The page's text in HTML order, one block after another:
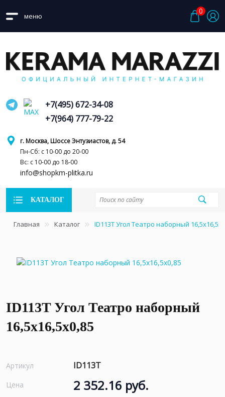
меню
0
г. Москва, Шоссе Энтузиастов, д. 54
Пн-Сб: с 10-00 до 20-00
Вс: с 10-00 до 18-00
info@shopkm-plitka.ru
+7(495) 672-34-08
+7(964) 777-79-22
КАТАЛОГ
Главная Каталог ID113T Угол Театро наборный
ID113T Угол Театро наборный
16,5x16,5x0,85
Артикул ID113T
Цена 2 352.16 руб.